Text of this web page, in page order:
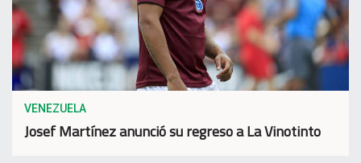
VENEZUELA
Josef Martínez anunció su regreso a La Vinotinto